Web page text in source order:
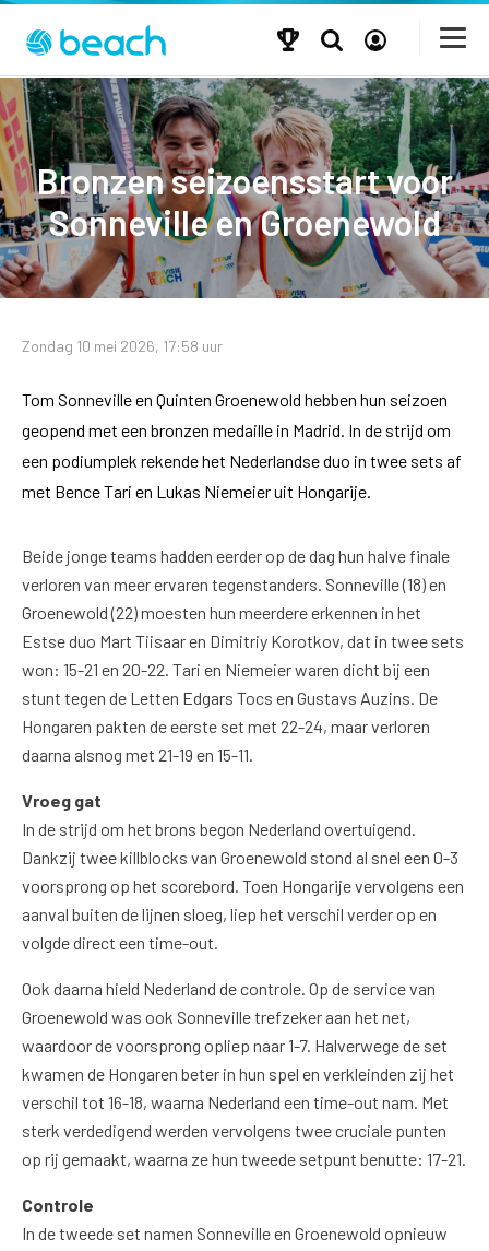
Bronzen seizoensstart voor
Sonneville en Groenewold
Zondag 10 mei 2026, 17:58 uur
Tom Sonneville en Quinten Groenewold hebben hun seizoen
geopend met een bronzen medaille in Madrid. In de strijd om
een podiumplek rekende het Nederlandse duo in twee sets af
met Bence Tari en Lukas Niemeier uit Hongarije.
Beide jonge teams hadden eerder op de dag hun halve finale
verloren van meer ervaren tegenstanders. Sonneville (18) en
Groenewold (22) moesten hun meerdere erkennen in het
Estse duo Mart Tiisaar en Dimitriy Korotkov, dat in twee sets
won: 15-21 en 20-22. Tari en Niemeier waren dicht bij een
stunt tegen de Letten Edgars Tocs en Gustavs Auzins. De
Hongaren pakten de eerste set met 22-24, maar verloren
daarna alsnog met 21-19 en 15-11.
Vroeg gat
In de strijd om het brons begon Nederland overtuigend.
Dankzij twee killblocks van Groenewold stond al snel een 0-3
voorsprong op het scorebord. Toen Hongarije vervolgens een
aanval buiten de lijnen sloeg, liep het verschil verder op en
volgde direct een time-out.
Ook daarna hield Nederland de controle. Op de service van
Groenewold was ook Sonneville trefzeker aan het net,
waardoor de voorsprong opliep naar 1-7. Halverwege de set
kwamen de Hongaren beter in hun spel en verkleinden zij het
verschil tot 16-18, waarna Nederland een time-out nam. Met
sterk verdedigend werden vervolgens twee cruciale punten
op rij gemaakt, waarna ze hun tweede setpunt benutte: 17-21.
Controle
In de tweede set namen Sonneville en Groenewold opnieuw